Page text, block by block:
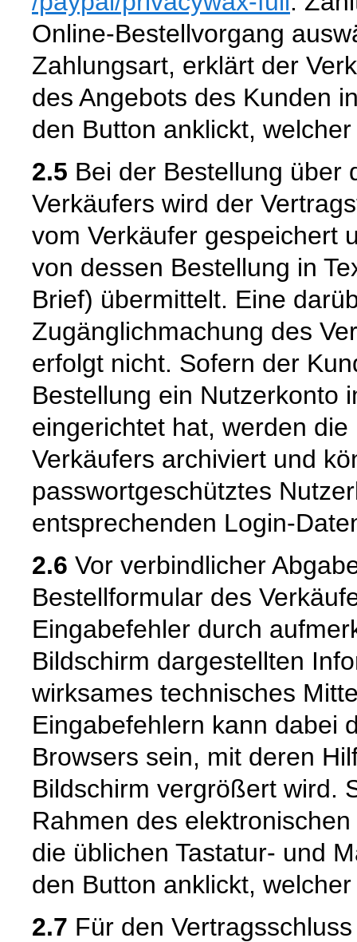
Online-Bestellvorgang
Zahlungsart, erklärt der
des Angebots des Kunden
den Button anklickt,
2.5 Bei der Bestellung über
Verkäufers wird der
vom Verkäufer gespeichert
von dessen Bestellung in
Brief) übermittelt. Eine
Zugänglichmachung des
erfolgt nicht. Sofern der
Bestellung ein Nutzerkonto
eingerichtet hat, werden
Verkäufers archiviert und
passwortgeschütztes
entsprechenden Login-
2.6 Vor verbindlicher
Bestellformular des
Eingabefehler durch
Bildschirm dargestellten
wirksames technisches
Eingabefehlern kann dabei
Browsers sein, mit deren
Bildschirm vergrößert wird.
Rahmen des
die üblichen Tastatur- und
den Button anklickt,
2.7 Für den